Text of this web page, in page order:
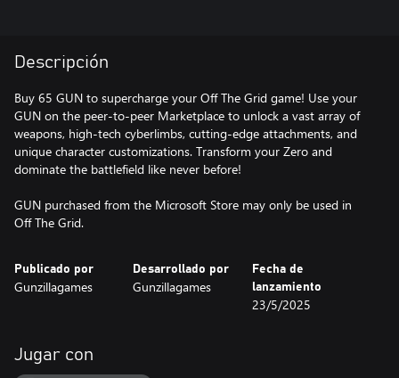
Descripción
Buy 65 GUN to supercharge your Off The Grid game! Use your
GUN on the peer-to-peer Marketplace to unlock a vast array of
weapons, high-tech cyberlimbs, cutting-edge attachments, and
unique character customizations. Transform your Zero and
dominate the battlefield like never before!
GUN purchased from the Microsoft Store may only be used in
Off The Grid.
Publicado por
Gunzillagames
Desarrollado por
Gunzillagames
Fecha de
lanzamiento
23/5/2025
Jugar con